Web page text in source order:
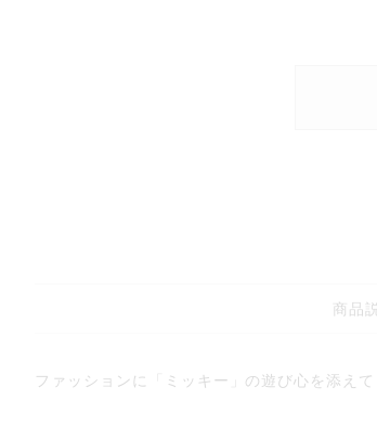
商品
ファッションに「ミッキー」の遊び心を添えて